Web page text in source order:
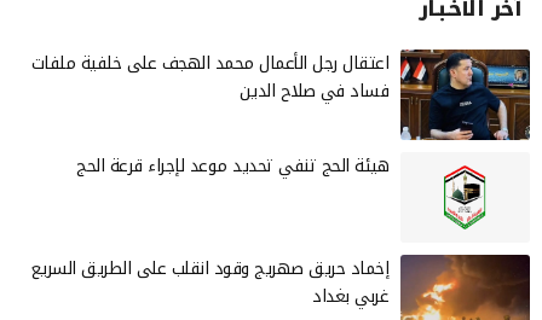
آخر الأخـبـار
‏اعتقال رجل الأعمال محمد الهجف على خلفية ملفات
فساد في صلاح الدين
هيئة الحج تنفي تحديد موعد لإجراء قرعة الحج
إخماد حريق صهريج وقود انقلب على الطريق السريع
غربي بغداد